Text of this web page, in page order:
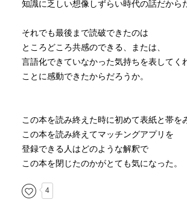
＞ところが「翔の字を名前に使いたい」
が高まるとともに、人名に使える漢字が
いることが社会問題になると、昭和56年
が、人名用漢字に追加されることになった。
柴田翔も当然筆名なのだろう。
というのとは別に、高校生当時、堤幸彦
マ「ケイゾク」にはまっていた私は、中
て、
ブックオフあたりで柴田翔という名前を
知識に乏しい想像しずらい時代の話だから
それでも最後まで読破できたのは
ところどころ共感のできる、または、
言語化できていなかった気持ちを表してく
ことに感動できたからだろうか。
この本を読み終えた時に初めて表紙と帯を
この本を読み終えてマッチングアプリを
登録できる人はどのような解釈で
この本を閉じたのかがとても気になった。
4